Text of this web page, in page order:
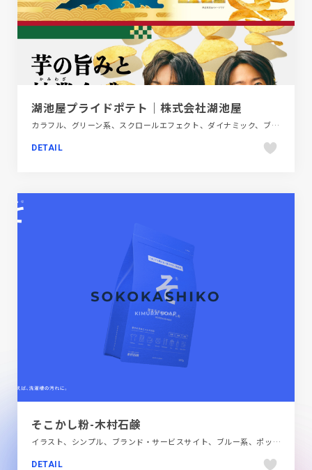
湖池屋プライドポテト｜株式会社湖池屋
カラフル、グリーン系、スクロールエフェクト、ダイナミック、ブランド・サービスサイト、ホワイト系、ポップ、モーション多め、レッド系、大きめ写真、飲料・食品
DETAIL
そこかし粉-木村石鹸
イラスト、シンプル、ブランド・サービスサイト、ブルー系、ポップ、モーション多め、商品紹介
DETAIL